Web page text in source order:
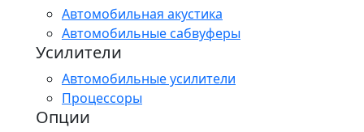
Автомобильная акустика
Автомобильные сабвуферы
Усилители
Автомобильные усилители
Процессоры
Опции